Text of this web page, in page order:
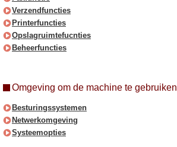
Verzendfuncties
Printerfuncties
Opslagruimtefucnties
Beheerfuncties
Omgeving om de machine te gebruiken
Besturingssystemen
Netwerkomgeving
Systeemopties